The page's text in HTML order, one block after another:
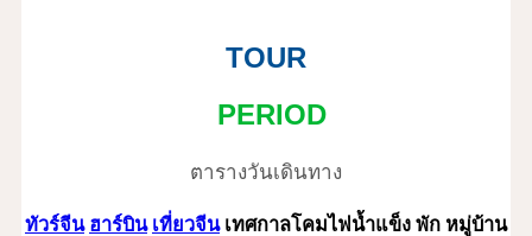
TOUR
PERIOD
ตารางวันเดินทาง
ทัวร์จีน ฮาร์บิน เที่ยวจีนเทศกาลโคมไฟน้ำแข็ง พัก หมู่บ้าน